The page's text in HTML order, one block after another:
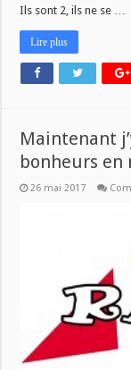
Ils sont 2, ils ne se …
Lire plus
Maintenant
bonheurs en
26 mai 2017